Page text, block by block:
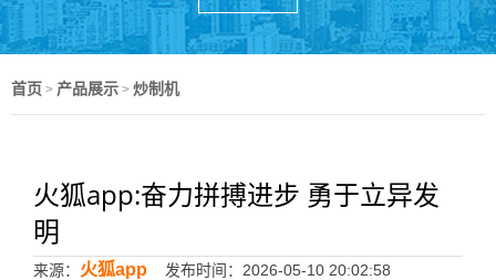
首页 > 产品展示 > 炒制机
火狐app:奋力拼搏进步 勇于立异发
明
来源： 火狐app 发布时间：2026-05-10 20:02:58